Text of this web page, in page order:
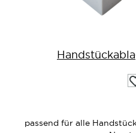
passend für alle